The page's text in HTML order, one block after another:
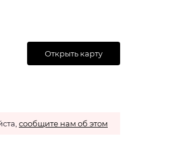
Открыть карту
сообщите нам об этом